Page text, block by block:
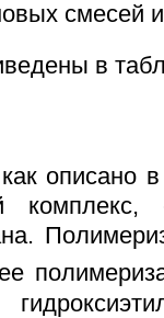
смесей
в
описано